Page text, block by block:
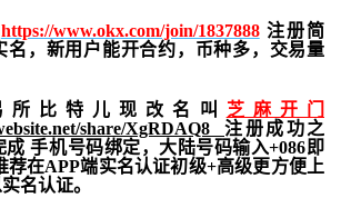
https://www.okx.com/join/1837888注册简
，新用户能开合约， 币种多，交易量
比特儿现改名叫 芝麻开门
share/XgRDAQ8 注册成功之
成 手机号码绑定，大陆号码输入+086即
荐在APP端实名认证初级+高级更方便上
名认证。